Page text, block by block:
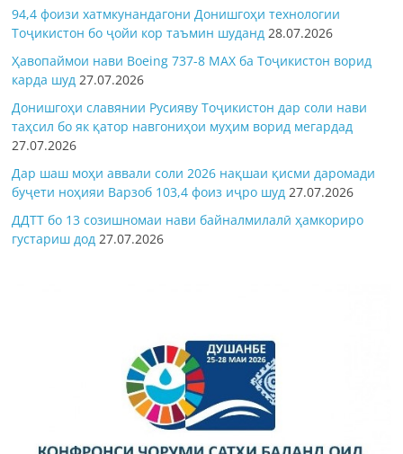
94,4 фоизи хатмкунандагони Донишгоҳи технологии
Тоҷикистон бо ҷойи кор таъмин шуданд 28.07.2026
Ҳавопаймои нави Boeing 737-8 MAX ба Тоҷикистон ворид
карда шуд 27.07.2026
Донишгоҳи славянии Русияву Тоҷикистон дар соли нави
таҳсил бо як қатор навгониҳои муҳим ворид мегардад
27.07.2026
Дар шаш моҳи аввали соли 2026 нақшаи қисми даромади
буҷети ноҳияи Варзоб 103,4 фоиз иҷро шуд 27.07.2026
ДДТТ бо 13 созишномаи нави байналмилалӣ ҳамкориро
густариш дод 27.07.2026